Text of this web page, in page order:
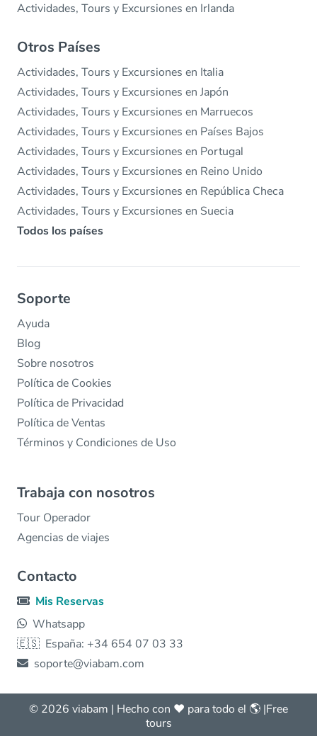
Actividades, Tours y Excursiones en Irlanda
Otros Países
Actividades, Tours y Excursiones en Italia
Actividades, Tours y Excursiones en Japón
Actividades, Tours y Excursiones en Marruecos
Actividades, Tours y Excursiones en Países Bajos
Actividades, Tours y Excursiones en Portugal
Actividades, Tours y Excursiones en Reino Unido
Actividades, Tours y Excursiones en República Checa
Actividades, Tours y Excursiones en Suecia
Todos los países
Soporte
Ayuda
Blog
Sobre nosotros
Política de Cookies
Política de Privacidad
Política de Ventas
Términos y Condiciones de Uso
Trabaja con nosotros
Tour Operador
Agencias de viajes
Contacto
Mis Reservas
Whatsapp
🇪🇸 España: +34 654 07 03 33
soporte@viabam.com
© 2026 viabam | Hecho con ❤️ para todo el 🌎 |Free
tours